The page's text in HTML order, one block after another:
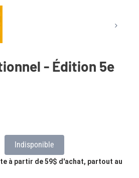
- Édition 5e
Indisponible
à partir de 59$ d'achat, partout au